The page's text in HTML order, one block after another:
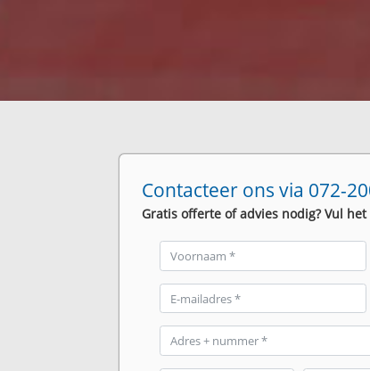
Contacteer ons via 072-
Gratis offerte of advies nodig? Vul